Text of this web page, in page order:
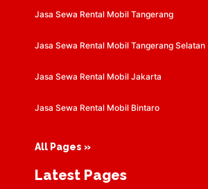
Jasa Sewa Rental Mobil Tangerang
Jasa Sewa Rental Mobil Tangerang Selatan
Jasa Sewa Rental Mobil Jakarta
Jasa Sewa Rental Mobil Bintaro
All Pages »
Latest Pages